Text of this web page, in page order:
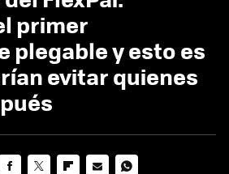
primer
plegable y esto es
evitar quienes